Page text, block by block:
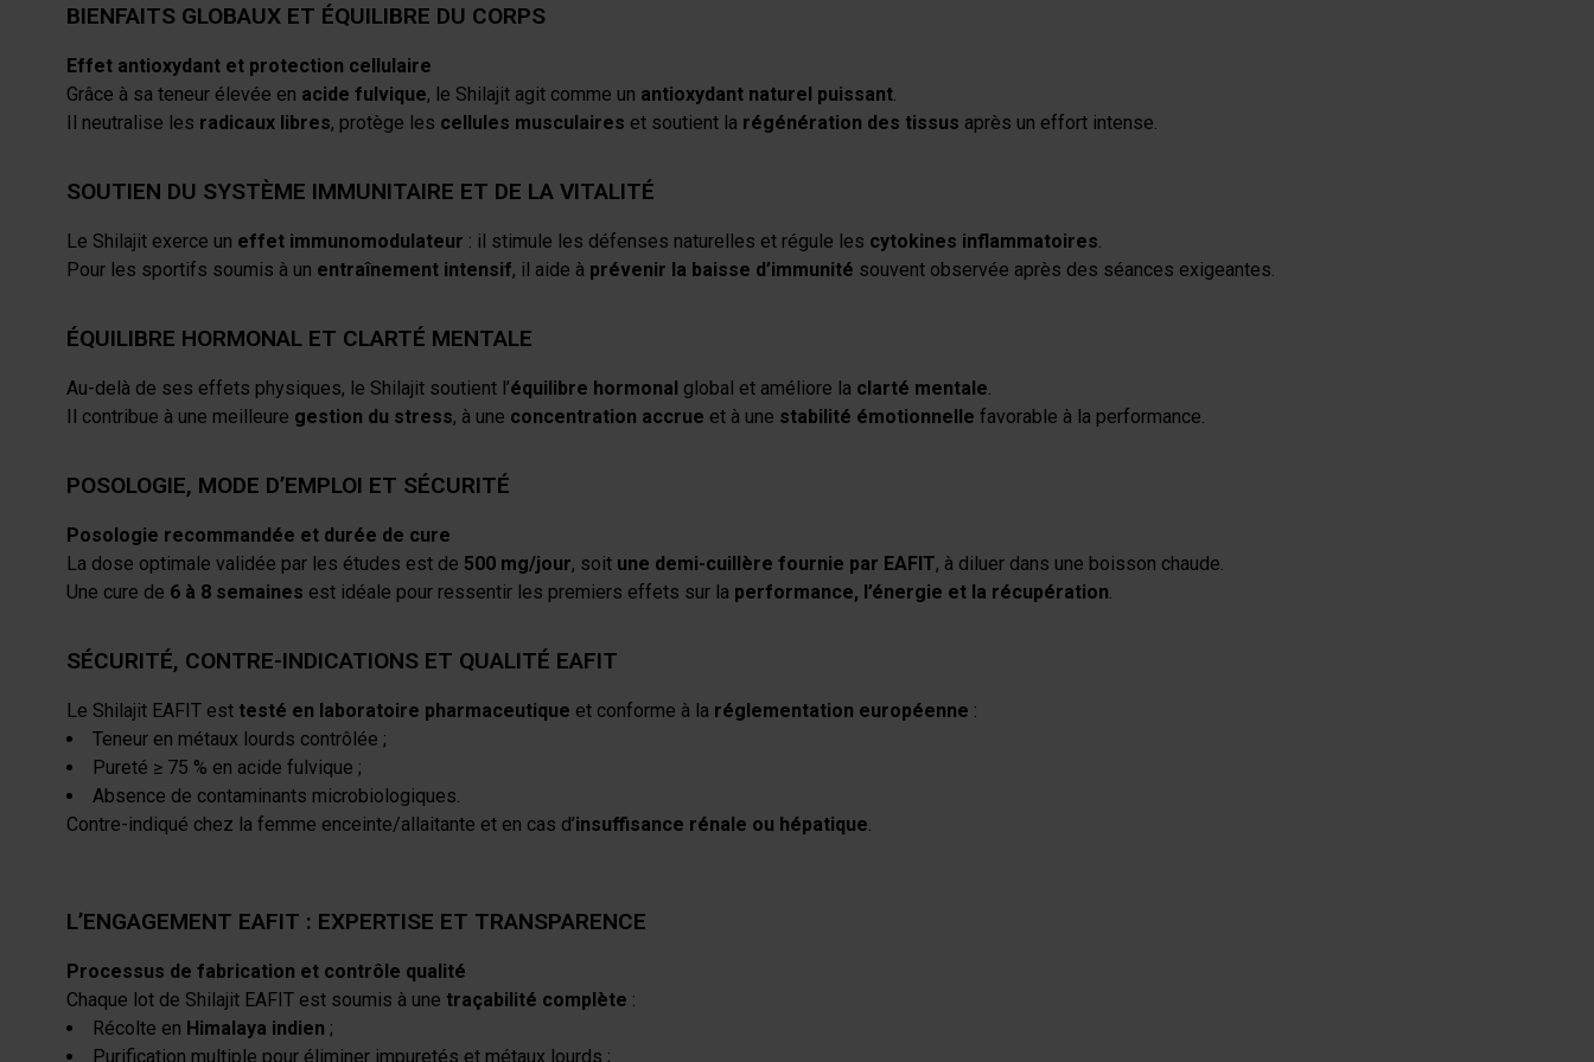
BIENFAITS GLOBAUX ET ÉQUILIBRE DU CORPS
Effet antioxydant et protection cellulaire
Grâce à sa teneur élevée en acide fulvique, le Shilajit agit comme un antioxydant naturel puissant.
Il neutralise les radicaux libres, protège les cellules musculaires et soutient la régénération des tissus après un effort intense.
SOUTIEN DU SYSTÈME IMMUNITAIRE ET DE LA VITALITÉ
Le Shilajit exerce un effet immunomodulateur : il stimule les défenses naturelles et régule les cytokines inflammatoires.
Pour les sportifs soumis à un entraînement intensif, il aide à prévenir la baisse d’immunité souvent observée après des séances exigeantes.
ÉQUILIBRE HORMONAL ET CLARTÉ MENTALE
Au-delà de ses effets physiques, le Shilajit soutient l’équilibre hormonal global et améliore la clarté mentale.
Il contribue à une meilleure gestion du stress, à une concentration accrue et à une stabilité émotionnelle favorable à la performance.
POSOLOGIE, MODE D’EMPLOI ET SÉCURITÉ
Posologie recommandée et durée de cure
La dose optimale validée par les études est de 500 mg/jour, soit une demi-cuillère fournie par EAFIT, à diluer dans une boisson chaude.
Une cure de 6 à 8 semaines est idéale pour ressentir les premiers effets sur la performance, l’énergie et la récupération.
SÉCURITÉ, CONTRE-INDICATIONS ET QUALITÉ EAFIT
Le Shilajit EAFIT est testé en laboratoire pharmaceutique et conforme à la réglementation européenne :
Teneur en métaux lourds contrôlée ;
Pureté ≥ 75 % en acide fulvique ;
Absence de contaminants microbiologiques.
Contre-indiqué chez la femme enceinte/allaitante et en cas d’insuffisance rénale ou hépatique.
L’ENGAGEMENT EAFIT : EXPERTISE ET TRANSPARENCE
Processus de fabrication et contrôle qualité
Chaque lot de Shilajit EAFIT est soumis à une traçabilité complète :
Récolte en Himalaya indien ;
Purification multiple pour éliminer impuretés et métaux lourds ;